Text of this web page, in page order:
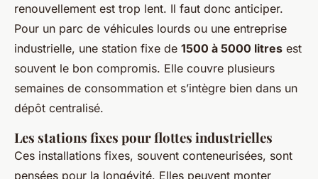
renouvellement est trop lent. Il faut donc anticiper.
Pour un parc de véhicules lourds ou une entreprise
industrielle, une station fixe de 1500 à 5000 litres est
souvent le bon compromis. Elle couvre plusieurs
semaines de consommation et s’intègre bien dans un
dépôt centralisé.
Les stations fixes pour flottes industrielles
Ces installations fixes, souvent conteneurisées, sont
pensées pour la longévité. Elles peuvent monter